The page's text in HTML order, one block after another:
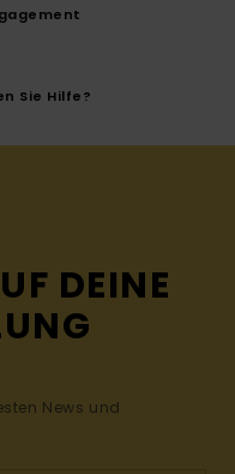
Sie Hilfe?
DEINE
News und